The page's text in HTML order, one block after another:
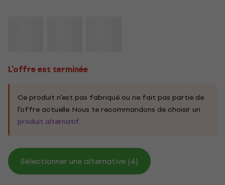
L'offre est terminée
Ce produit n'est pas fabriqué ou ne fait pas partie de
l'offre actuelle. Nous te recommandons de choisir un
produit alternatif.
Sélectionner une alternative (4)